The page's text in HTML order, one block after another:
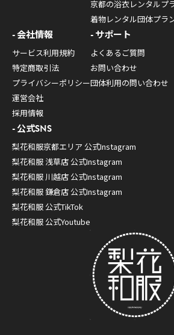
京都の浴衣レンタルプ
着物レンタル団体プラ
会社情報
サービス利用規約
特定商取引法
プライバシーポリシー
運営会社
採用情報
サポート
よくあるご質問
お問い合わせ
団体利用の問い合わせ
公式SNS
梨花和服京都エリア 公式Instagram
梨花和服 浅草店 公式Instagram
梨花和服 川越店 公式Instagram
梨花和服 鎌倉店 公式Instagram
梨花和服 公式TikTok
梨花和服 公式Youtube